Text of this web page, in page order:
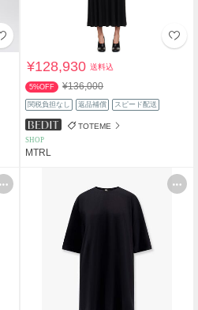
¥128,930送料込
5%OFF ¥136,000
関税負担なし 返品補償 スピード配送
TOTEME
SHOP
MTRL